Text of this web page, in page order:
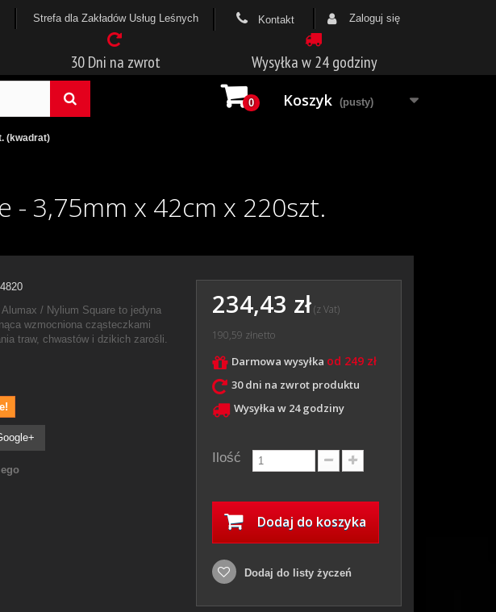
Zaloguj się
Kontakt
Strefa dla Zakładów Usług Leśnych
30 Dni na zwrot Wysyłka w 24 godziny
0 Koszyk (pusty)
(kwadrat)
- 3,75mm x 42cm x 220szt.
/ Nylium Square to jedyna
wzmocniona cząsteczkami
traw, chwastów i dzikich zarośli.
234,43 zł(z Vat)
190,59 złnetto
Darmowa wysyłka od 249 zł
30 dni na zwrot produktu
Wysyłka w 24 godziny
Ilość
Dodaj do koszyka
Dodaj do listy życzeń